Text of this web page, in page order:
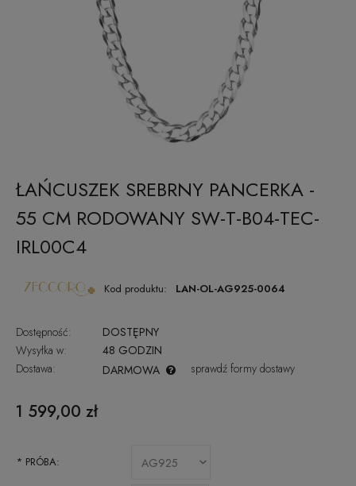
ŁAŃCUSZEK SREBRNY PANCERKA -
55 CM RODOWANY SW-T-B04-TEC-
IRL00C4
Kod produktu: LAN-OL-AG925-0064
Dostępność:
DOSTĘPNY
Wysyłka w:
48 GODZIN
Dostawa:
DARMOWA sprawdź formy dostawy
1 599,00 zł
* PRÓBA: